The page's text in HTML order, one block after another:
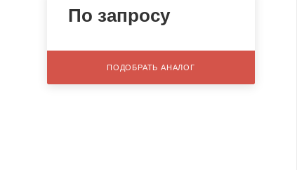
По запросу
ПОДОБРАТЬ АНАЛОГ